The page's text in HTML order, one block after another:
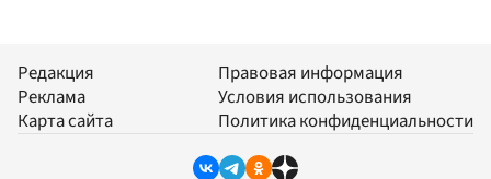
Редакция
Реклама
Карта сайта
Правовая информация
Условия использования
Политика конфиденциальности